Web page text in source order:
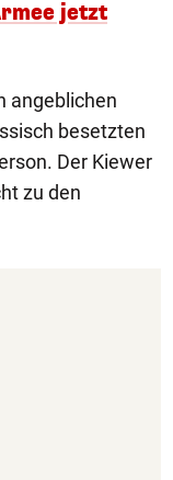
jetzt
angeblichen
besetzten
Der Kiewer
zu den